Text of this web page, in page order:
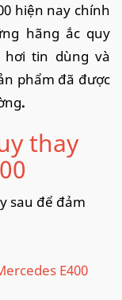
hiện nay chính
hãng ắc quy
tin dùng và
phẩm đã được
.
thay
sau để đảm
E400